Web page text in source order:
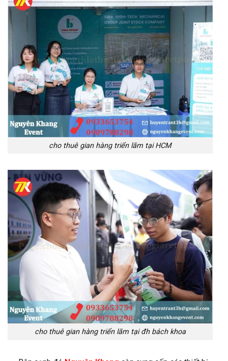
cho thuê gian hàng triển lãm tại HCM
cho thuê gian hàng triển lãm tại đh bách khoa